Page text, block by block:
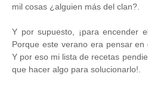
mil cosas ¿alguien más del clan?.
Y por supuesto, ¡para encender
Porque este verano era pensar
Y por eso mi lista de recetas
que hacer algo para solucionarlo!.